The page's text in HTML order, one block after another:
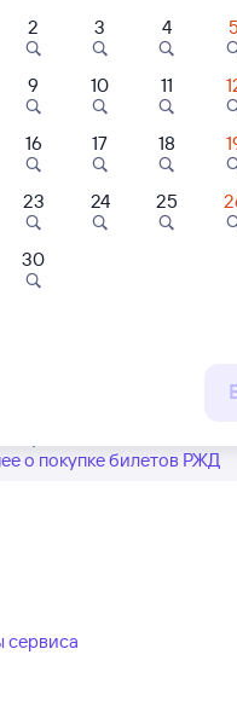
возможны изменения
о покупке билетов РЖД
сервиса
2 3 4 5
9 10 11
16 17 18
23 24 25
30